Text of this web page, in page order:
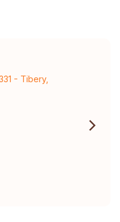
- Tibery,